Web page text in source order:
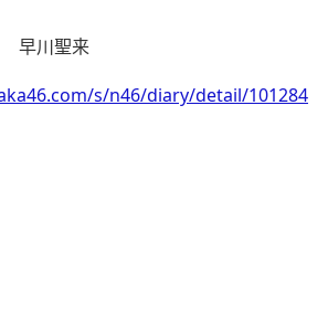
早川聖来
s/n46/diary/detail/101284